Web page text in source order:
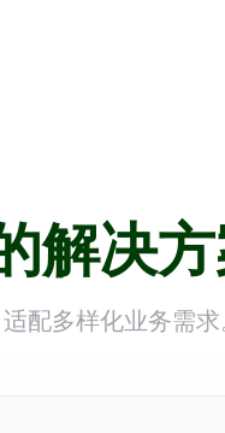
解决
配多样化业务需求